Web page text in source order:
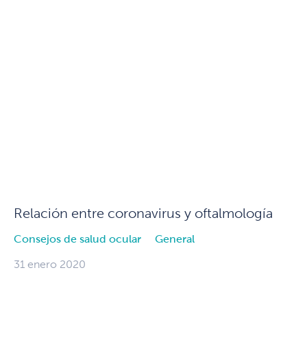
Relación entre coronavirus y oftalmología
Consejos de salud ocular General
31 enero 2020